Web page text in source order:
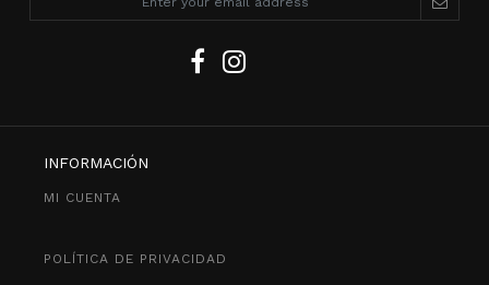
INFORMACIÓN
MI CUENTA
POLÍTICA DE PRIVACIDAD